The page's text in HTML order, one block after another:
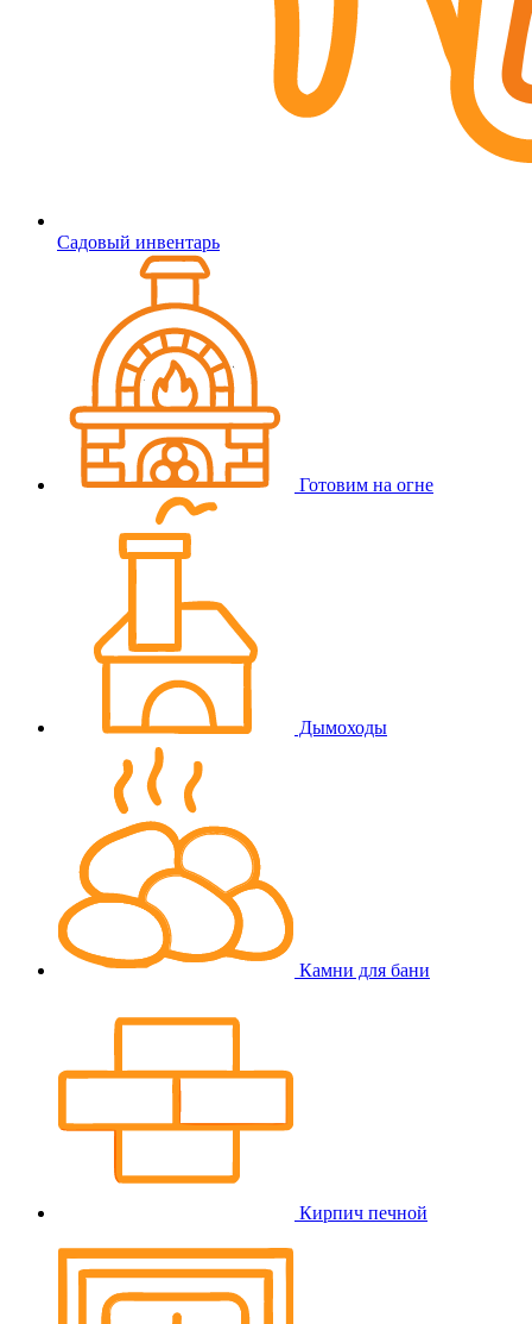
Садовый инвентарь
Готовим на огне
Дымоходы
Камни для бани
Кирпич печной